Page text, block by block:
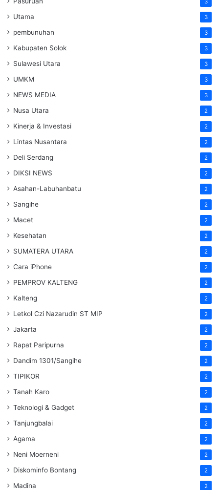
Utama 3
pembunuhan 3
Kabupaten Solok 3
Sulawesi Utara 3
UMKM 3
NEWS MEDIA 3
Nusa Utara 2
Kinerja & Investasi 2
Lintas Nusantara 2
Deli Serdang 2
DIKSI NEWS 2
Asahan-Labuhanbatu 2
Sangihe 2
Macet 2
Kesehatan 2
SUMATERA UTARA 2
Cara iPhone 2
PEMPROV KALTENG 2
Kalteng 2
Letkol Czi Nazarudin ST MIP 2
Jakarta 2
Rapat Paripurna 2
Dandim 1301/Sangihe 2
TIPIKOR 2
Tanah Karo 2
Teknologi & Gadget 2
Tanjungbalai 2
Agama 2
Neni Moerneni 2
Diskominfo Bontang 2
Madina 2